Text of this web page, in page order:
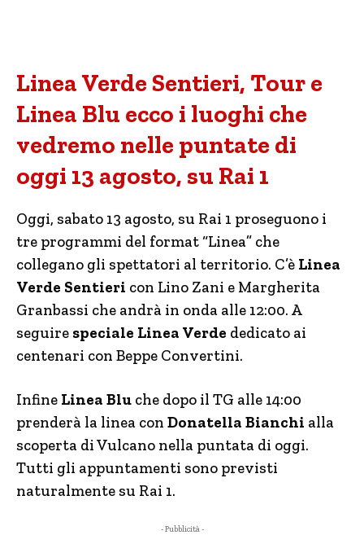
Linea Verde Sentieri, Tour e
Linea Blu ecco i luoghi che
vedremo nelle puntate di
oggi 13 agosto, su Rai 1
Oggi, sabato 13 agosto, su Rai 1 proseguono i
tre programmi del format “Linea” che
collegano gli spettatori al territorio. C’è Linea
Verde Sentieri con Lino Zani e Margherita
Granbassi che andrà in onda alle 12:00. A
seguire speciale Linea Verde dedicato ai
centenari con Beppe Convertini.
Infine Linea Blu che dopo il TG alle 14:00
prenderà la linea con Donatella Bianchi alla
scoperta di Vulcano nella puntata di oggi.
Tutti gli appuntamenti sono previsti
naturalmente su Rai 1.
- Pubblicità -